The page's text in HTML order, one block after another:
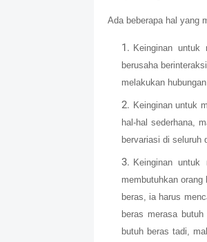
Ada beberapa hal yang
Keinginan untuk
berusaha
melakukan
Keinginan untuk
hal-hal sederhana,
bervariasi di seluruh
Keinginan untuk
membutuhkan
beras, ia harus
beras merasa
butuh beras tadi,